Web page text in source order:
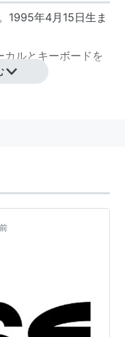
1995年4月15日生ま
ルとキーボードを